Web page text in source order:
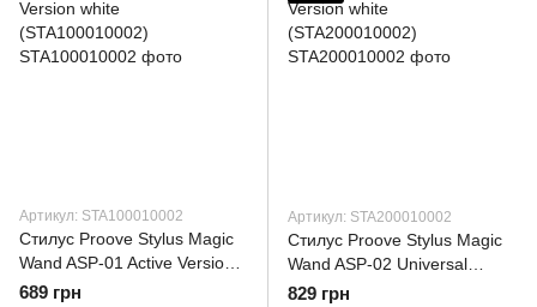
Артикул: STA100010002
Стилус Proove Stylus Magic
Wand ASP-01 Active Version
white (STA100010002)
689 грн
Артикул: STA200010002
Стилус Proove Stylus Magic
Wand ASP-02 Universal
Version white
829 грн